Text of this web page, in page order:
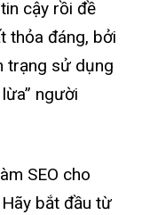
cậy rồi đề
thỏa đáng, bởi
trạng sử dụng
người
SEO cho
bắt đầu từ